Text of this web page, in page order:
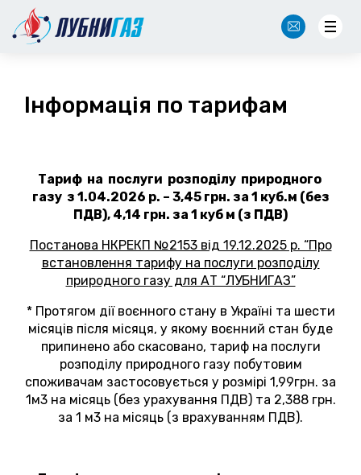
NewOffice@lubnygaz.com.ua
Інформація по тарифам
Тариф на послуги розподілу природного
газу з 1.04.2026 р. – 3,45 грн. за 1 куб.м (без
ПДВ), 4,14 грн. за 1 куб м (з ПДВ)
Постанова НКРЕКП №2153 від 19.12.2025 р. “Про
встановлення тарифу на послуги розподілу
природного газу для АТ “ЛУБНИГАЗ”
* Протягом дії воєнного стану в Україні та шести
місяців після місяця, у якому воєнний стан буде
припинено або скасовано, тариф на послуги
розподілу природного газу побутовим
споживачам застосовується у розмірі 1,99грн. за
1м3 на місяць (без урахування ПДВ) та 2,388 грн.
за 1 м3 на місяць (з врахуванням ПДВ).